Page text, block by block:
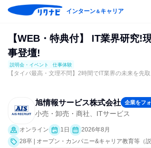
インターン＆キャリア
【WEB・特典付】 IT業界研究!
事登壇!
説明会・イベント 仕事体験
【タイパ最高・文理不問】2時間でIT業界の未来を先取
旭情報サービス株式会社 企業をフ
小売・卸売・商社、ITサービス
オンライン 1日
2026年8月
28卒 | オープン・カンパニー&キャリア教育等（